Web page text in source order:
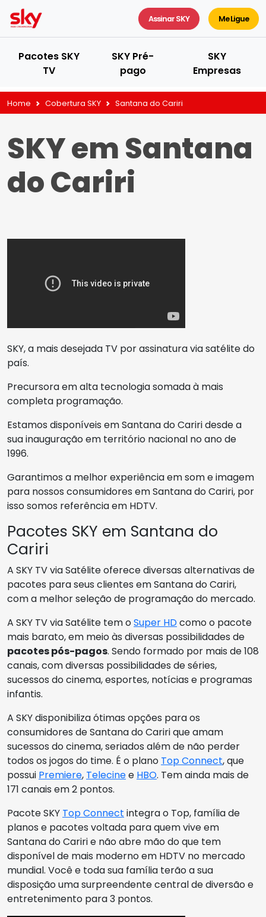
Assinar SKY Me Ligue
Pacotes SKY
TV
SKY Pré-
pago
SKY
Empresas
Home Cobertura SKY Santana do Cariri
SKY em Santana
do Cariri
SKY, a mais desejada TV por assinatura via satélite do
país.
Precursora em alta tecnologia somada à mais
completa programação.
Estamos disponíveis em Santana do Cariri desde a
sua inauguração em território nacional no ano de
1996.
Garantimos a melhor experiência em som e imagem
para nossos consumidores em Santana do Cariri, por
isso somos referência em HDTV.
Pacotes SKY em Santana do
Cariri
A SKY TV via Satélite oferece diversas alternativas de
pacotes para seus clientes em Santana do Cariri,
com a melhor seleção de programação do mercado.
A SKY TV via Satélite tem oSuper HDcomo o pacote
mais barato, em meio às diversas possibilidades de
pacotes pós-pagos. Sendo formado por mais de 108
canais, com diversas possibilidades de séries,
sucessos do cinema, esportes, notícias e programas
infantis.
A SKY disponibiliza ótimas opções para os
consumidores de Santana do Cariri que amam
sucessos do cinema, seriados além de não perder
todos os jogos do time. É o plano Top Connect, que
possui Premiere, Telecinee HBO. Tem ainda mais de
171 canais em 2 pontos.
Pacote SKY Top Connect integra o Top, família de
planos e pacotes voltada para quem vive em
Santana do Cariri e não abre mão do que tem
disponível de mais moderno em HDTV no mercado
mundial. Você e toda sua família terão a sua
disposição uma surpreendente central de diversão e
entretenimento para 3 pontos.